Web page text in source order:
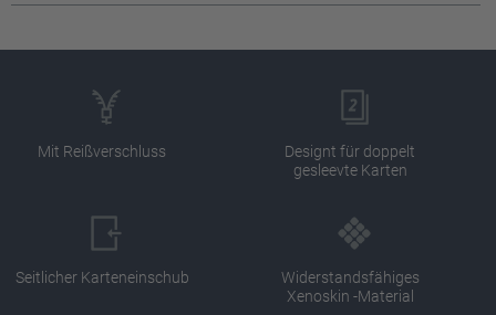
Mit Reißverschluss
Designt für doppelt
gesleevte Karten
Seitlicher Karteneinschub
Widerstandsfähiges
Xenoskin -Material